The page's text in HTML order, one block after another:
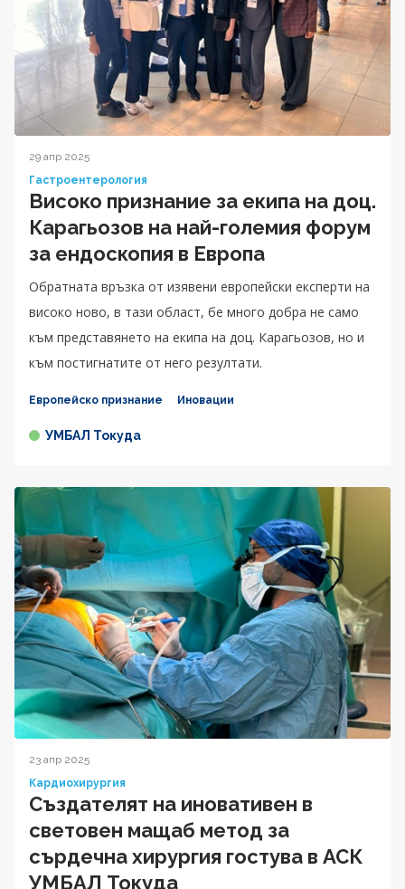
29 апр 2025
Гастроентерология
Високо признание за екипа на доц.
Карагьозов на най-големия форум
за ендоскопия в Европа
Обратната връзка от изявени европейски експерти на
високо ново, в тази област, бе много добра не само
към представянето на екипа на доц. Карагьозов, но и
към постигнатите от него резултати.
Европейско признание Иновации
УМБАЛ Токуда
23 апр 2025
Кардиохирургия
Създателят на иновативен в
световен мащаб метод за
сърдечна хирургия гостува в АСК
УМБАЛ Токуда